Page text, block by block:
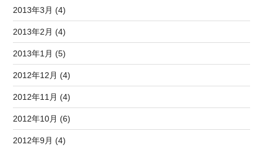
2013年3月 (4)
2013年2月 (4)
2013年1月 (5)
2012年12月 (4)
2012年11月 (4)
2012年10月 (6)
2012年9月 (4)